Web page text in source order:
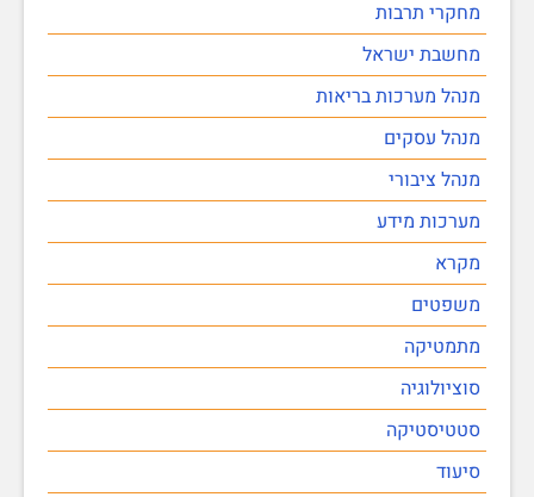
מחקרי תרבות
מחשבת ישראל
מנהל מערכות בריאות
מנהל עסקים
מנהל ציבורי
מערכות מידע
מקרא
משפטים
מתמטיקה
סוציולוגיה
סטטיסטיקה
סיעוד